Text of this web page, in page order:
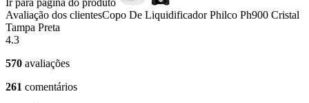
Avaliação dos clientesCopo De Liquidificador Philco Ph900 Cristal
Tampa Preta
4.3
570 avaliações
261 comentários